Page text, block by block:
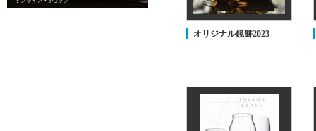
オリジナル鏡餅2023